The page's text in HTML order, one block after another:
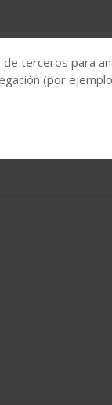
terceros para
(por